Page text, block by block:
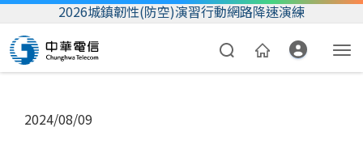
2026城鎮韌性(防空)演習行動網路降速演練
2024/08/09